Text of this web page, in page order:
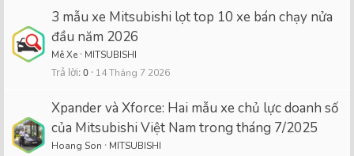
3 mẫu xe Mitsubishi lọt top 10 xe bán chạy nửa
đầu năm 2026
Mê Xe MITSUBISHI
Trả lời 0 14 Tháng 7 2026
Xpander và Xforce: Hai mẫu xe chủ lực doanh số
của Mitsubishi Việt Nam trong tháng 7/2025
Hoang Son MITSUBISHI